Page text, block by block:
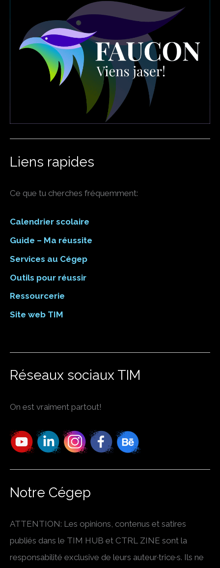
Liens rapides
Ce que tu cherches fréquemment:
Calendrier scolaire
Guide – Ma réussite
Services au Cégep
Outils pour réussir
Ressourcerie
Site web TIM
Réseaux sociaux TIM
On est vraiment partout!
Notre Cégep
ATTENTION: Les opinions, contenus et satires
publiés dans le TIM HUB et CTRL ZINE sont la
responsabilité exclusive de leurs auteur·trice·s. Ils ne